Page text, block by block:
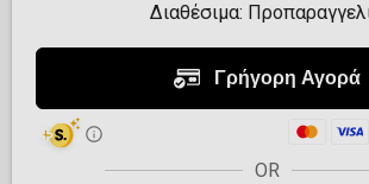
Διαθέσιμα:
OR